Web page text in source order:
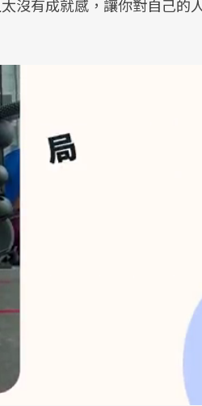
沒有成就感，讓你對自己的